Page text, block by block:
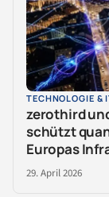
TECHNOLOGIE &
zerothird
schützt
Europas
29. April 2026